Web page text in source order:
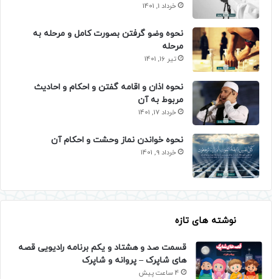
خرداد 1, 1401
نحوه وضو گرفتن بصورت کامل و مرحله به
مرحله
تیر 16, 1401
نحوه اذان و اقامه گفتن و احکام و احادیث
مربوط به آن
خرداد 17, 1401
نحوه خواندن نماز وحشت و احکام آن
خرداد 9, 1401
نوشته های تازه
قسمت صد و هشتاد و یکم برنامه رادیویی قصه
های شاپرک – پروانه و شاپرک
4 ساعت پیش